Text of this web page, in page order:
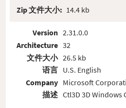
Zip 文件大小: 14.4 kb
Version
Architecture
文件大小
语言
Company
描述
2.31.0.0
32
26.5 kb
U.S. English
Microsoft
Ctl3D 3D Windows